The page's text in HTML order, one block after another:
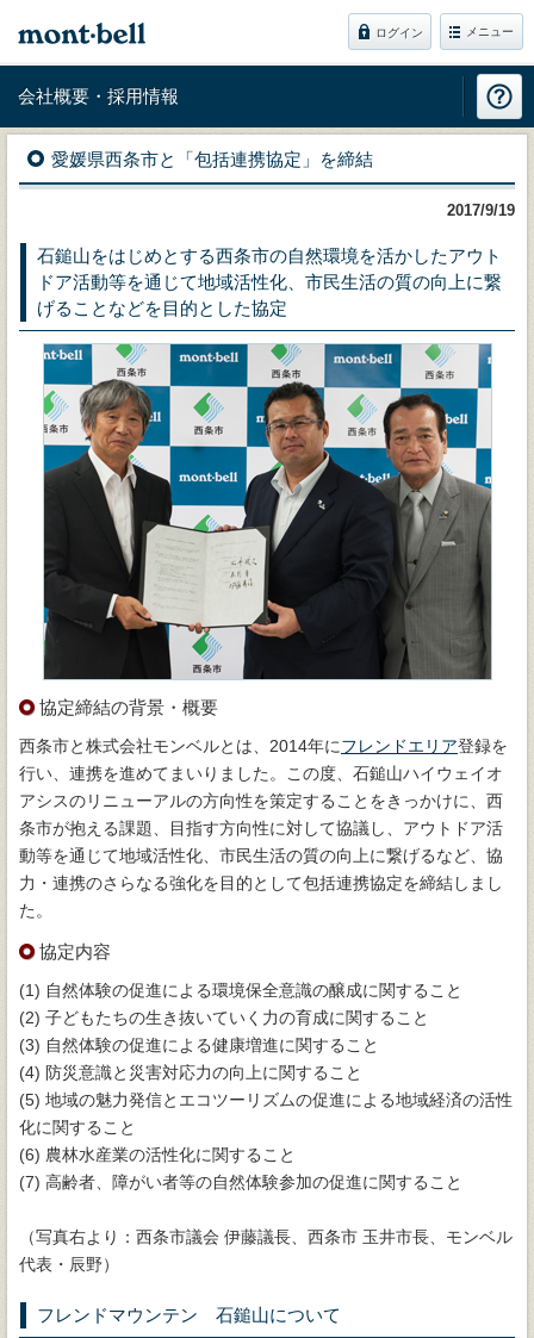
ログイン メニュー
会社概要・採用情報
愛媛県西条市と「包括連携協定」を締結
2017/9/19
石鎚山をはじめとする西条市の自然環境を活かしたアウト
ドア活動等を通じて地域活性化、市民生活の質の向上に繋
げることなどを目的とした協定
協定締結の背景・概要
西条市と株式会社モンベルとは、2014年にフレンドエリア登録を
行い、連携を進めてまいりました。この度、石鎚山ハイウェイオ
アシスのリニューアルの方向性を策定することをきっかけに、西
条市が抱える課題、目指す方向性に対して協議し、アウトドア活
動等を通じて地域活性化、市民生活の質の向上に繋げるなど、協
力・連携のさらなる強化を目的として包括連携協定を締結しまし
た。
協定内容
(1) 自然体験の促進による環境保全意識の醸成に関すること
(2) 子どもたちの生き抜いていく力の育成に関すること
(3) 自然体験の促進による健康増進に関すること
(4) 防災意識と災害対応力の向上に関すること
(5) 地域の魅力発信とエコツーリズムの促進による地域経済の活性
化に関すること
(6) 農林水産業の活性化に関すること
(7) 高齢者、障がい者等の自然体験参加の促進に関すること
（写真右より：西条市議会 伊藤議長、西条市 玉井市長、モンベル
代表・辰野）
フレンドマウンテン 石鎚山について